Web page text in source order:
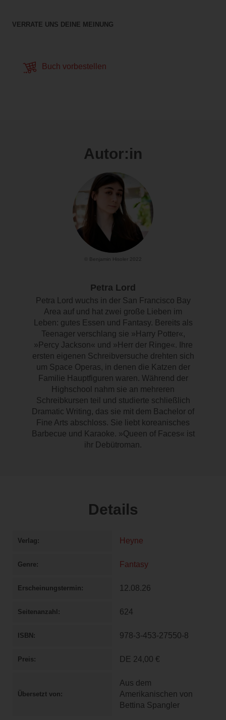
VERRATE UNS DEINE MEINUNG
Buch vorbestellen
Autor:in
© Benjamin Hisoler 2022
Petra Lord
Petra Lord wuchs in der San Francisco Bay
Area auf und hat zwei große Lieben im
Leben: gutes Essen und Fantasy. Bereits als
Teenager verschlang sie »Harry Potter«,
»Percy Jackson« und »Herr der Ringe«. Ihre
ersten eigenen Schreibversuche drehten sich
um Space Operas, in denen die Katzen der
Familie Hauptfiguren waren. Während der
Highschool nahm sie an mehreren
Schreibkursen teil und studierte schließlich
Dramatic Writing, das sie mit dem Bachelor of
Fine Arts abschloss. Sie liebt koreanisches
Barbecue und Karaoke. »Queen of Faces« ist
ihr Debütroman.
Details
Verlag Heyne
Genre Fantasy
Erscheinungstermin 12.08.26
Seitenanzahl 624
ISBN 978-3-453-27550-8
Preis DE 24,00 €
Übersetzt von
Aus dem
Amerikanischen von
Bettina Spangler